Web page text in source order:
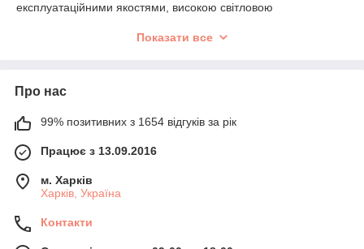
експлуатаційними якостями, високою світловою
специфічних видів діяльності. Аксесуари для ліхтарів
застосування в побуті, а також професійної діяльності.
інтернет-магазині
В каталозі ліхтарів представлені такі види:
налобні;
кишенькові;
Показати все
Про нас
99% позитивних з 1654 відгуків за рік
Працює з 13.09.2016
м. Харків
Харків, Україна
Контакти